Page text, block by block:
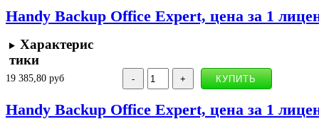
Handy Backup Office Expert, цена за 1
Характерис
тики
19 385,80 руб
Handy Backup Office Expert, цена за 1